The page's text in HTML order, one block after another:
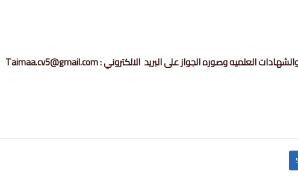
العلميه وصوره الجواز على البريد الالكتروني : Taimaa.cv5@gmail.com